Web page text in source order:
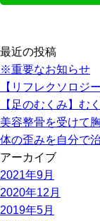
最近の投稿
※重要なお知らせ
【リフレクソロジ
【足のむくみ】む
美容整骨を受けて
体の歪みを自分で
アーカイブ
2021年9月
2020年12月
2019年5月